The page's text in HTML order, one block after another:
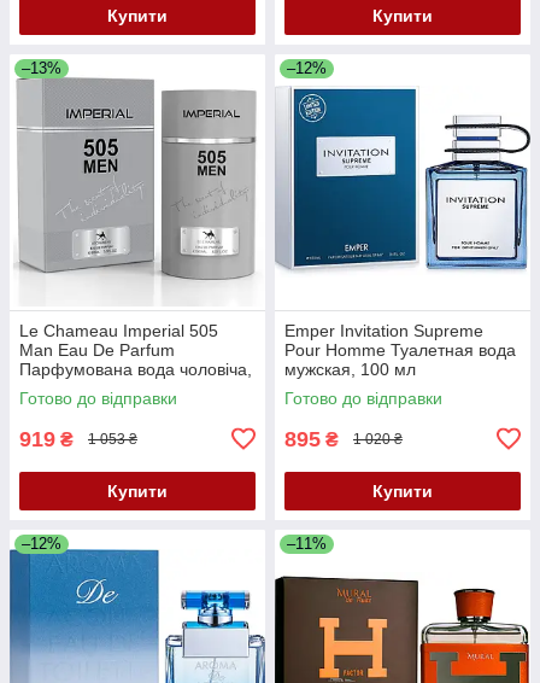
Купити Купити
–13%
Le Chameau Imperial 505
Man Eau De Parfum
Парфумована вода чоловіча,
90 мл
Готово до відправки
919 ₴ 1 053 ₴
Купити
–12%
Emper Invitation Supreme
Pour Homme Туалетная вода
мужская, 100 мл
Готово до відправки
895 ₴ 1 020 ₴
Купити
–12% –11%